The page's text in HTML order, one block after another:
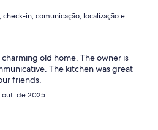
check-in, comunicação, localização e
old home. The owner is
The kitchen was great
friends.
out. de 2025